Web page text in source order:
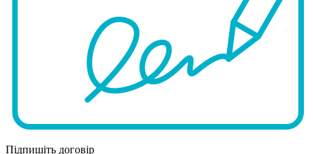
Підпишіть договір